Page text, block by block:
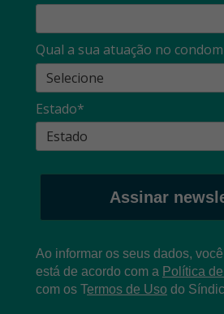
Qual a sua atuação no
Estado*
Assinar
Ao informar os seus dados,
está de acordo com a Política
com os Termos de Uso do